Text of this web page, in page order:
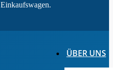
ÜBER UNS